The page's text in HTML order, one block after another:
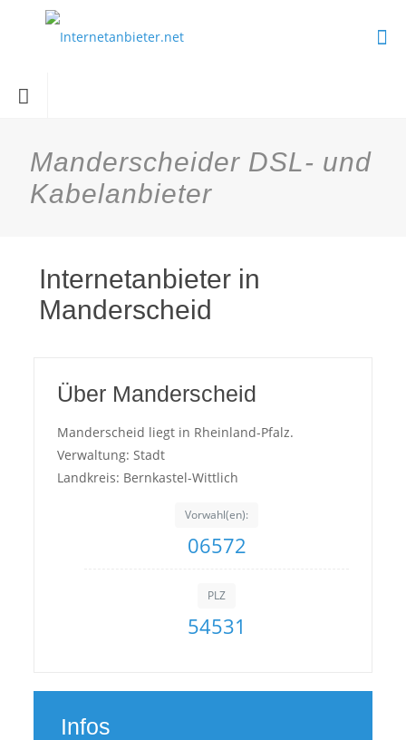
Manderscheider DSL- und
Kabelanbieter
Internetanbieter in
Manderscheid
Über Manderscheid
Manderscheid liegt in Rheinland-Pfalz.
Verwaltung: Stadt
Landkreis: Bernkastel-Wittlich
Vorwahl(en):
06572
PLZ
54531
Infos